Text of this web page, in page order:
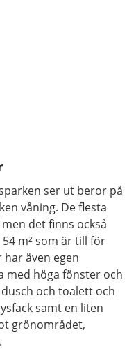
ser ut beror på
våning. De flesta
det finns också
m² som är till för
även egen
med höga fönster och
och toalett och
samt en liten
grönområdet,